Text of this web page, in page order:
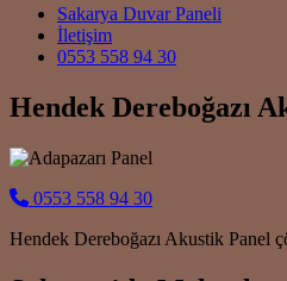
Main Navigation
Sakarya Duvar Paneli
İletişim
0553 558 94 30
Hendek Dereboğazı
0553 558 94 30
Hendek Dereboğazı Akustik Panel